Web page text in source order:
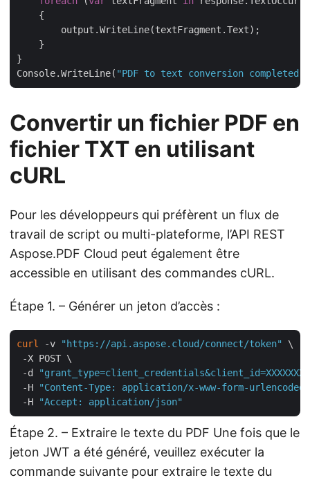
    {
        output.WriteLine(textFragment.Text);
    }
}
Console.WriteLine( "PDF to text conversion completed
Convertir un fichier PDF en
fichier TXT en utilisant
cURL
Pour les développeurs qui préfèrent un flux de
travail de script ou multi-plateforme, l’API REST
Aspose.PDF Cloud peut également être
accessible en utilisant des commandes cURL.
Étape 1. – Générer un jeton d’accès :
curl -v "https://api.aspose.cloud/connect/token"
\
-X POST \
-d
"grant_type=client_credentials&client_id=XXXXXXX-
-H
"Content-Type: application/x-www-form-urlencoded"
-H
"Accept: application/json"
Étape 2. – Extraire le texte du PDF Une fois que le
jeton JWT a été généré, veuillez exécuter la
commande suivante pour extraire le texte du